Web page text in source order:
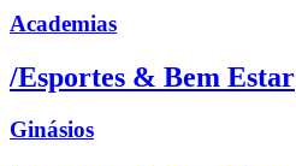
Academias
/Esportes & Bem Estar
Ginásios